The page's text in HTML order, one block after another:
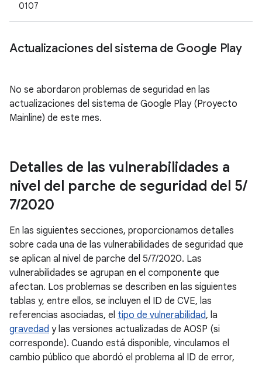
0107
Actualizaciones del sistema de Google Play
No se abordaron problemas de seguridad en las
actualizaciones del sistema de Google Play (Proyecto
Mainline) de este mes.
Detalles de las vulnerabilidades a
nivel del parche de seguridad del 5/
7/2020
En las siguientes secciones, proporcionamos detalles
sobre cada una de las vulnerabilidades de seguridad que
se aplican al nivel de parche del 5/7/2020. Las
vulnerabilidades se agrupan en el componente que
afectan. Los problemas se describen en las siguientes
tablas y, entre ellos, se incluyen el ID de CVE, las
referencias asociadas, el tipo de vulnerabilidad, la
gravedad y las versiones actualizadas de AOSP (si
corresponde). Cuando está disponible, vinculamos el
cambio público que abordó el problema al ID de error,